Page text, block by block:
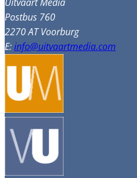
Postbus 760
2270 AT Voorburg
E:info@uitvaartmedia.com